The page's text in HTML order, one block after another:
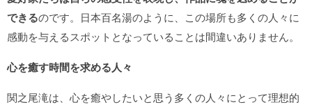
できるのです。日本百名湯のように、この場所も多くの人々に
感動を与えるスポットとなっていることは間違いありません。
心を癒す時間を求める人々
関之尾滝は、心を癒やしたいと思う多くの人々にとって理想的